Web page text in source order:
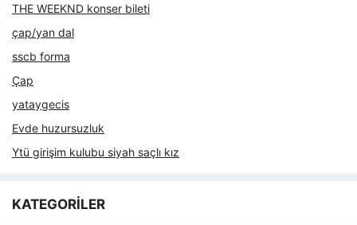
THE WEEKND konser bileti
çap/yan dal
sscb forma
Çap
yataygecis
Evde huzursuzluk
Ytü girişim kulubu siyah saçlı kız
KATEGORİLER